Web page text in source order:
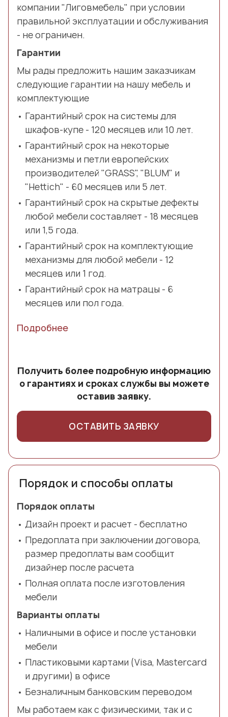
компании "Лиговмебель" при условии
правильной эксплуатации и обслуживания
- не ограничен.
Гарантии
Мы рады предложить нашим заказчикам
следующие гарантии на нашу мебель и
комплектующие
Гарантийный срок на системы для
шкафов-купе - 120 месяцев или 10 лет.
Гарантийный срок на некоторые
механизмы и петли европейских
производителей "GRASS", "BLUM" и
"Hettich" - 60 месяцев или 5 лет.
Гарантийный срок на скрытые дефекты
любой мебели составляет - 18 месяцев
или 1,5 года.
Гарантийный срок на комплектующие
механизмы для любой мебели - 12
месяцев или 1 год.
Гарантийный срок на матрацы - 6
месяцев или пол года.
Подробнее
Получить более подробную информацию
о гарантиях и сроках службы вы можете
оставив заявку.
ОСТАВИТЬ ЗАЯВКУ
Порядок и способы оплаты
Порядок оплаты
Дизайн проект и расчет - бесплатно
Предоплата при заключении договора,
размер предоплаты вам сообщит
дизайнер после расчета
Полная оплата после изготовления
мебели
Варианты оплаты
Наличными в офисе и после установки
мебели
Пластиковыми картами (Visa, Mastercard
и другими) в офисе
Безналичным банковским переводом
Мы работаем как с физическими, так и с